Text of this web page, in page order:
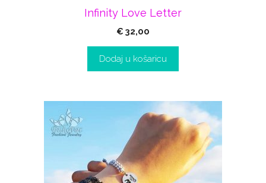
Infinity Love Letter
€ 32,00
Dodaj u košaricu